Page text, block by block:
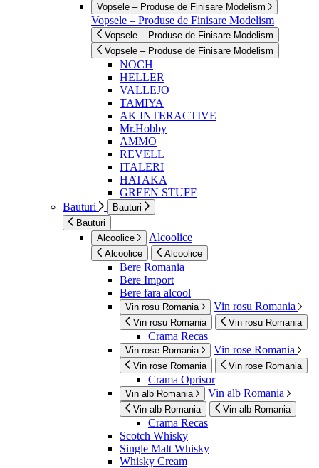
Vopsele – Produse de Finisare Modelism
Vopsele – Produse de Finisare Modelism
Vopsele – Produse de Finisare Modelism
Vopsele – Produse de Finisare Modelism
NOCH
HELLER
VALLEJO
TAMIYA
AK INTERACTIVE
Mr.Hobby
AMMO
REVELL
ITALERI
HATAKA
GREEN STUFF
Bauturi
Bauturi
Bauturi
Alcoolice
Alcoolice
Alcoolice Alcoolice
Bere Romania
Bere Import
Bere fara alcool
Vin rosu Romania Vin rosu Romania
Vin rosu Romania Vin rosu Romania
Crama Recas
Vin rose Romania Vin rose Romania
Vin rose Romania Vin rose Romania
Crama Oprisor
Vin alb Romania Vin alb Romania
Vin alb Romania Vin alb Romania
Crama Recas
Scotch Whisky
Single Malt Whisky
Whisky Cream